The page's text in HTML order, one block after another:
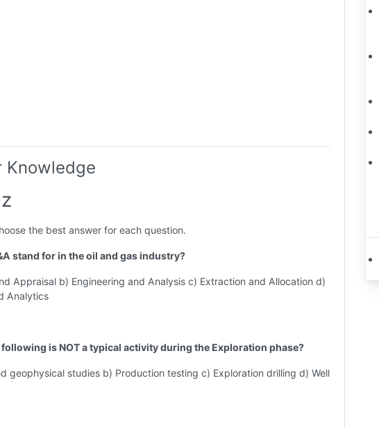
Knowledge
the best answer for each question.
stand for in the oil and gas industry?
Appraisal b) Engineering and Analysis c) Extraction and Allocation d)
Analytics
is NOT a typical activity during the Exploration phase?
geophysical studies b) Production testing c) Exploration drilling d) Well